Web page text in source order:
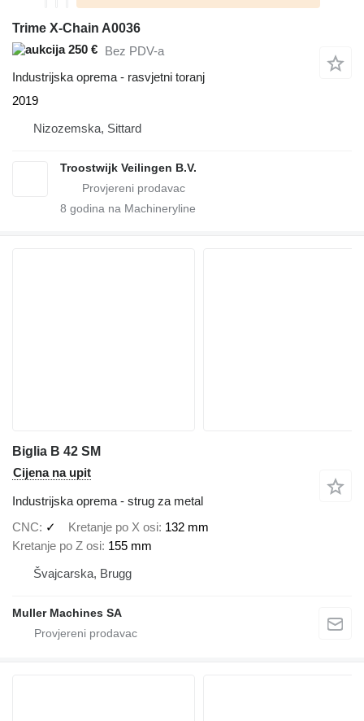
Trime X-Chain A0036
250 € Bez PDV-a
Industrijska oprema - rasvjetni toranj
2019
Nizozemska, Sittard
Troostwijk Veilingen B.V.
8 godina na Machineryline
Biglia B 42 SM
Cijena na upit
Industrijska oprema - strug za metal
CNC
✓ Kretanje po X osi 132 mm
Kretanje po Z osi 155 mm
Švајcarska, Brugg
Muller Machines SA